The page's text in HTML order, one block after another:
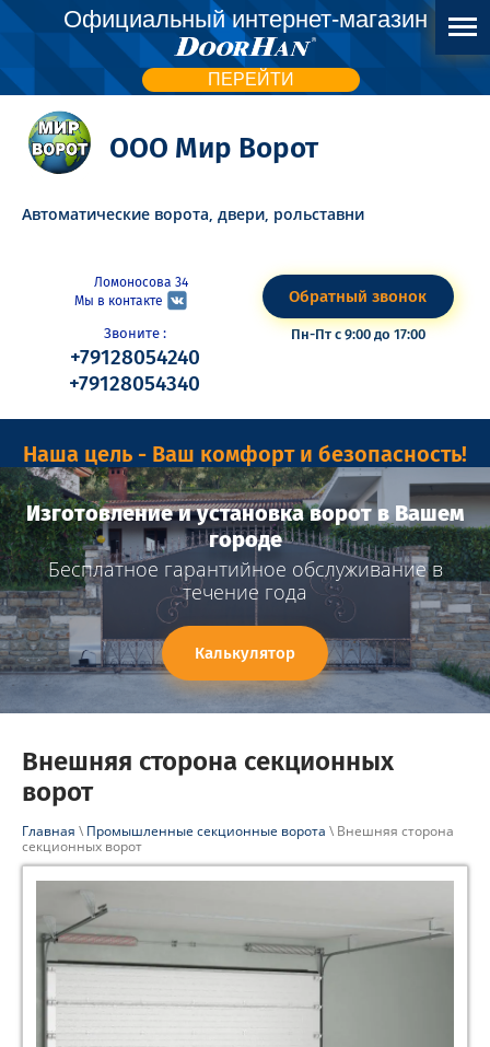
Официальный интернет-магазин
ПЕРЕЙТИ
ООО Мир Ворот
Автоматические ворота, двери, рольставни
Звоните :
+79128054240
+79128054340
Ломоносова 34
Мы в контакте
Обратный звонок
Пн-Пт с 9:00 до 17:00
Наша цель - Ваш комфорт и безопасность!
Изготовление и установка ворот в Вашем
городе
Бесплатное гарантийное обслуживание в
течение года
Калькулятор
Внешняя сторона секционных
ворот
Главная \ Промышленные секционные ворота \ Внешняя сторона
секционных ворот